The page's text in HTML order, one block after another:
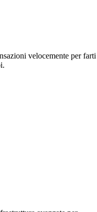
velocemente per farti